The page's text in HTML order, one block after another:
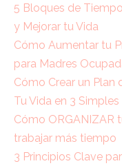
5 Bloques de
y Mejorar tu Vida
Cómo Aumentar tu
para Madres
Cómo Crear un Plan
Tu Vida en 3 Simples
Cómo ORGANIZAR
trabajar más tiempo
3 Principios Clave